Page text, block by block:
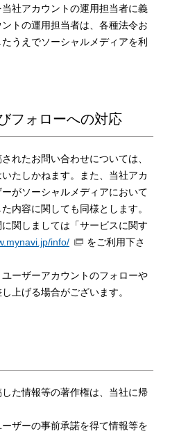
社アカウントの運用担当者に義
トの運用担当者は、各種法令お
うえでソーシャルメディアを利
フォローへの対応
れたお問い合わせについては、
たしかねます。また、当社アカ
がソーシャルメディアにおいて
内容に関しても同様とします。
関しましては「サービスに関す
info/
をご利用下さ
ーザーアカウントのフォローや
上げる場合がございます。
た情報等の著作権は、当社に帰
ザーの事前承諾を得て情報等を